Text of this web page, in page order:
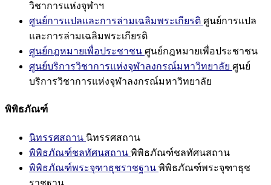
วิชาการแห่งจุฬาฯ
ศูนย์การแปลและการล่ามเฉลิมพระเกียรติ ศูนย์การแปล
และการล่ามเฉลิมพระเกียรติ
ศูนย์กฎหมายเพื่อประชาชน ศูนย์กฎหมายเพื่อประชาชน
ศูนย์บริการวิชาการแห่งจุฬาลงกรณ์มหาวิทยาลัย ศูนย์
บริการวิชาการแห่งจุฬาลงกรณ์มหาวิทยาลัย
พิพิธภัณฑ์
นิทรรศสถาน นิทรรศสถาน
พิพิธภัณฑ์ชลทัศนสถาน พิพิธภัณฑ์ชลทัศนสถาน
พิพิธภัณฑ์พระจุฑาธุชราชฐาน พิพิธภัณฑ์พระจุฑาธุช
ราชฐาน